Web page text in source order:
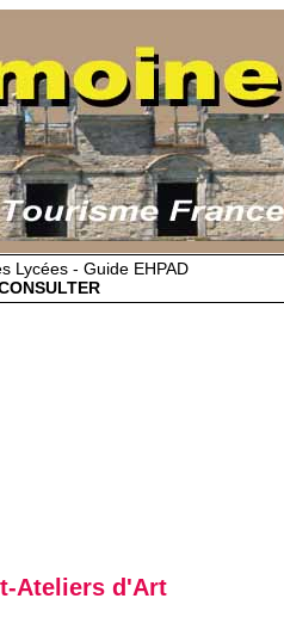
Lycées - Guide EHPAD
Ateliers d'Art